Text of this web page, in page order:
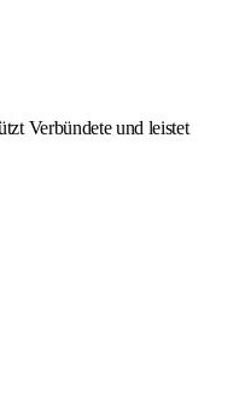
Verbündete und leistet